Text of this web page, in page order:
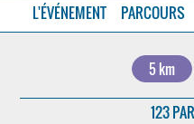
L'ÉVÉNEMENT PARCOURS
5 km
123